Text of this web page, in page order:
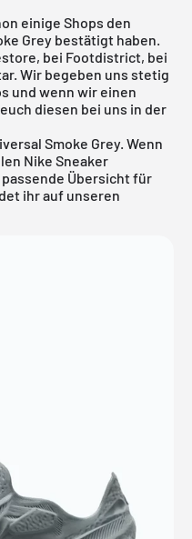
einige Shops den
Grey bestätigt haben.
bei Footdistrict, bei
Wir begeben uns stetig
und wenn wir einen
diesen bei uns in der
Smoke Grey. Wenn
Nike Sneaker
passende Übersicht für
ihr auf unseren